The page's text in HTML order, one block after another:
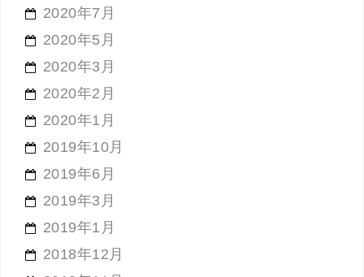
2020年7月
2020年5月
2020年3月
2020年2月
2020年1月
2019年10月
2019年6月
2019年3月
2019年1月
2018年12月